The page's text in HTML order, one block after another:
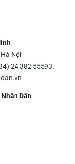
Nội
24 382 55593.
Dân